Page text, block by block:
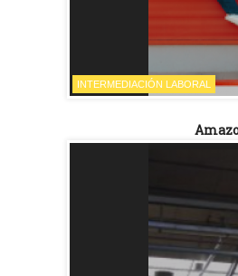
INTERMEDIACIÓN LABORAL